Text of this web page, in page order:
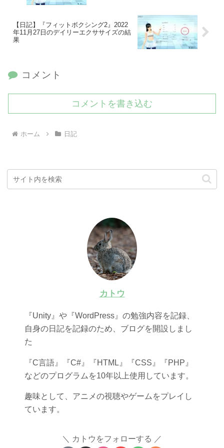
【日記】『フィットボクシング2』2022
年11月27日のデイリーエクササイズの結
果
コメント
コメントを書き込む
ホーム 日記
カトウ
『Unity』や『WordPress』の勉強内容を記録、
自身の日記を記録のため、ブログを開設しまし
た
『C言語』『C#』『HTML』『CSS』『PHP』
などのプログラムを10年以上使用しています。
趣味として、アニメの視聴やゲームをプレイし
ています。
カトウをフォローする